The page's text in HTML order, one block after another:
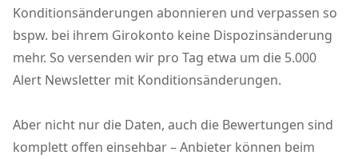
Konditionsänderungen abonnieren und verpassen so
bspw. bei ihrem Girokonto keine Dispozinsänderung
mehr. So versenden wir pro Tag etwa um die 5.000
Alert Newsletter mit Konditionsänderungen.
Aber nicht nur die Daten, auch die Bewertungen sind
komplett offen einsehbar – Anbieter können beim